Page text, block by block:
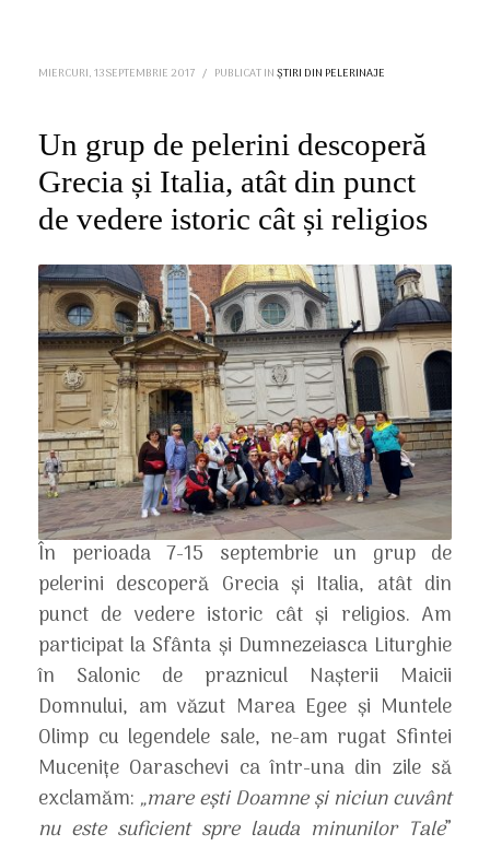
MIERCURI, 13 SEPTEMBRIE 2017 / PUBLICAT INȘTIRI DIN PELERINAJE
Un grup de pelerini descoperă
Grecia și Italia, atât din punct
de vedere istoric cât și religios
În perioada 7-15 septembrie un grup de
pelerini descoperă Grecia și Italia, atât din
punct de vedere istoric cât și religios. Am
participat la Sfânta și Dumnezeiasca Liturghie
în Salonic de praznicul Nașterii Maicii
Domnului, am văzut Marea Egee și Muntele
Olimp cu legendele sale, ne-am rugat Sfintei
Mucenițe Oaraschevi ca într-una din zile să
exclamăm: „mare ești Doamne și niciun cuvânt
nu este suficient spre lauda minunilor Tale”